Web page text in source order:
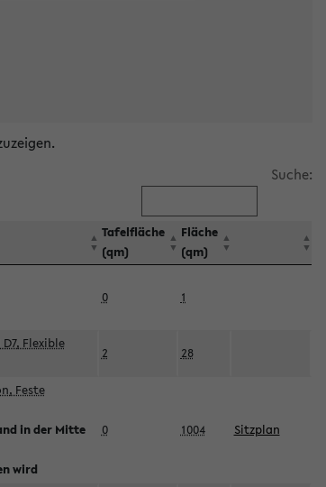
Suche:
Tafelfläche
(qm)
Fläche
(qm)
0 1
Flexible
2 28
Feste
in der Mitte
wird
0 1004 Sitzplan